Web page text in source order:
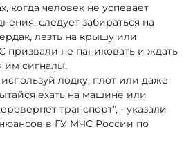
когда человек не успевает
следует забираться на
лезть на крышу или
призвали не паниковать и ждать
им сигналы.
лодку, плот или даже
ехать на машине или
транспорт", - указали
в ГУ МЧС России по